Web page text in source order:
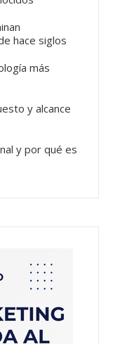
hace siglos
más
y alcance
y por qué es